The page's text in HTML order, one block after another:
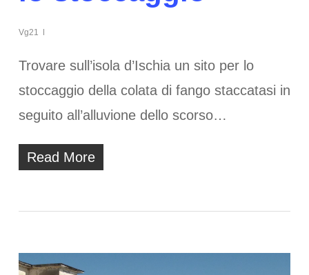
Vg21
Trovare sull’isola d’Ischia un sito per lo
stoccaggio della colata di fango staccatasi in
seguito all’alluvione dello scorso…
Read More